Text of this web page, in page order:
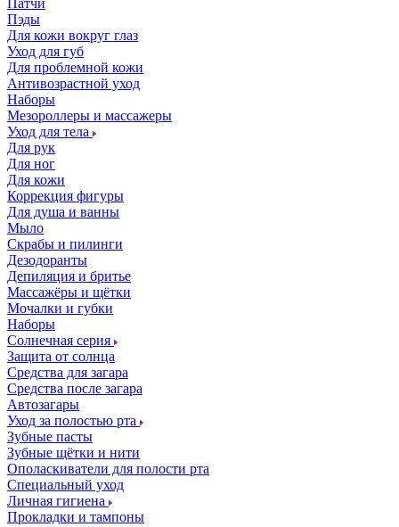
Патчи
Пэды
Для кожи вокруг глаз
Уход для губ
Для проблемной кожи
Антивозрастной уход
Наборы
Мезороллеры и массажеры
Уход для тела
Для рук
Для ног
Для кожи
Коррекция фигуры
Для душа и ванны
Мыло
Скрабы и пилинги
Дезодоранты
Депиляция и бритье
Массажёры и щётки
Мочалки и губки
Наборы
Солнечная серия
Защита от солнца
Средства для загара
Средства после загара
Автозагары
Уход за полостью рта
Зубные пасты
Зубные щётки и нити
Ополаскиватели для полости рта
Специальный уход
Личная гигиена
Прокладки и тампоны